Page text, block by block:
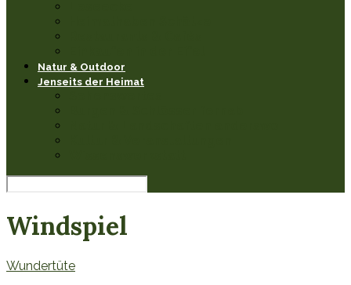
Natur & Outdoor
Jenseits der Heimat
Windspiel
Wundertüte